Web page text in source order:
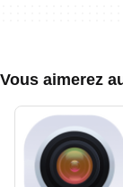
Vous aimerez